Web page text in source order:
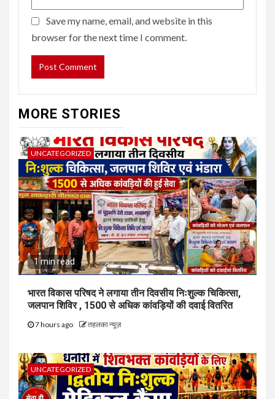
Save my name, email, and website in this
browser for the next time I comment.
MORE STORIES
UNCATEGORIZED
1 min read
भारत विकास परिषद ने लगाया तीन दिवसीय निःशुल्क चिकित्सा,
जलपान शिविर , 1500 से अधिक कांवड़ियों की दवाई वितरित
7 hours ago तहलका न्यूज़
UNCATEGORIZED